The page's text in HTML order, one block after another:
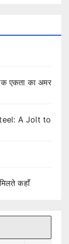
एकता का अमर
A Jolt to
कहाँ